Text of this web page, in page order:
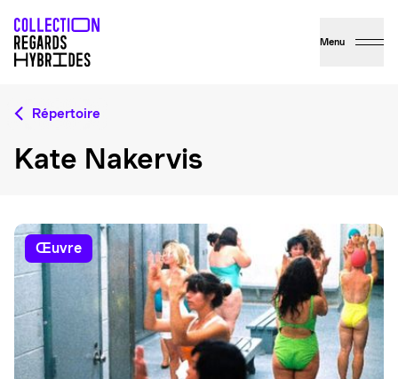
Menu
Répertoire
Kate Nakervis
œuvre